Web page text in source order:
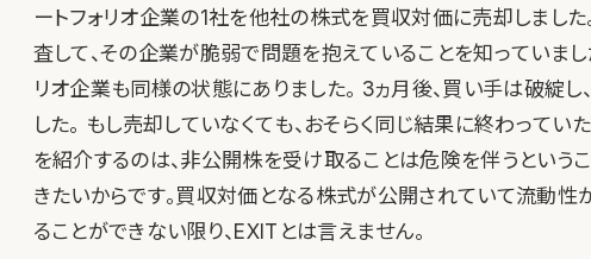
ートフォリオ企業の1社を他社の株式を買収対価に売却しまし
査して、その企業が脆弱で問題を抱えていることを知っていまし
リオ企業も同様の状態にありました。 3ヵ月後、買い手は破綻
した。 もし売却していなくても、おそらく同じ結果に終わってい
を紹介するのは、非公開株を受け取ることは危険を伴うという
きたいからです。買収対価となる株式が公開されていて流動性
ることができない限り、EXITとは言えません。